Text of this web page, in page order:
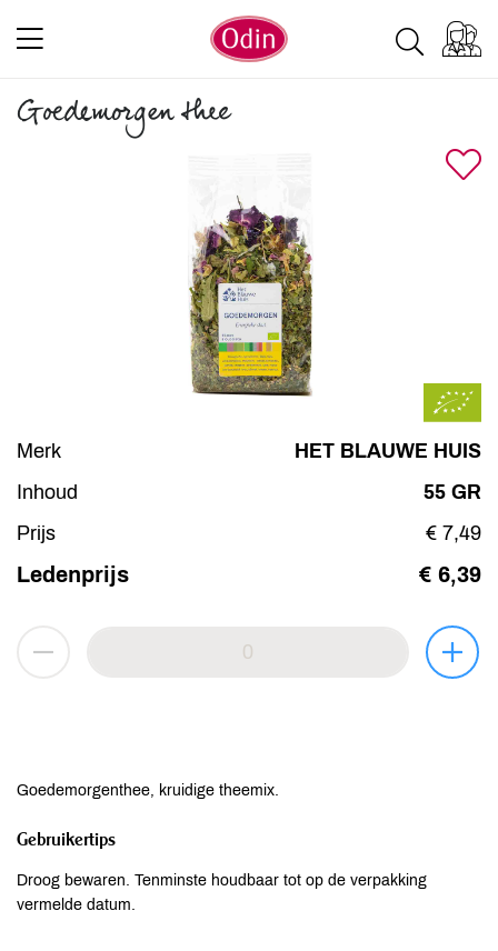
Goedemorgen thee
Merk
HET BLAUWE HUIS
Inhoud
55 GR
Prijs
€ 7,49
Ledenprijs € 6,39
Goedemorgenthee, kruidige theemix.
Gebruikertips
Droog bewaren. Tenminste houdbaar tot op de verpakking
vermelde datum.